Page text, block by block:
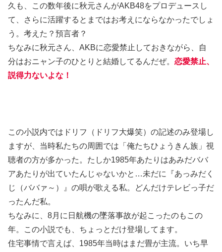
久も、この数年後に秋元さんがAKB48をプロデュースし
て、さらに活躍するとまではお考えにならなかったでしょ
う。考えた？預言者？
ちなみに秋元さん、AKBに恋愛禁止しておきながら、自
分はおニャン子のひとりと結婚してるんだぜ。 恋愛禁止、
説得力ないよな！
この小説内ではドリフ（ドリフ大爆笑）の記述のみ登場し
ますが、当時私たちの周囲では「俺たちひょうきん族」視
聴者の方が多かった。たしか1985年あたりはあみだババ
アあたりが出ていたんじゃないかと…未だに『あっみだく
じ（ババァ～）』の唄が歌える私。どんだけテレビっ子だ
ったんだ私。
ちなみに、8月に日航機の墜落事故が起こったのもこの
年。この小説でも、ちょっとだけ登場してます。
住宅事情で言えば、1985年当時はまだ畳が主流。いち早